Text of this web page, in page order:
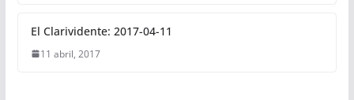
El Clarividente: 2017-04-11
11 abril, 2017